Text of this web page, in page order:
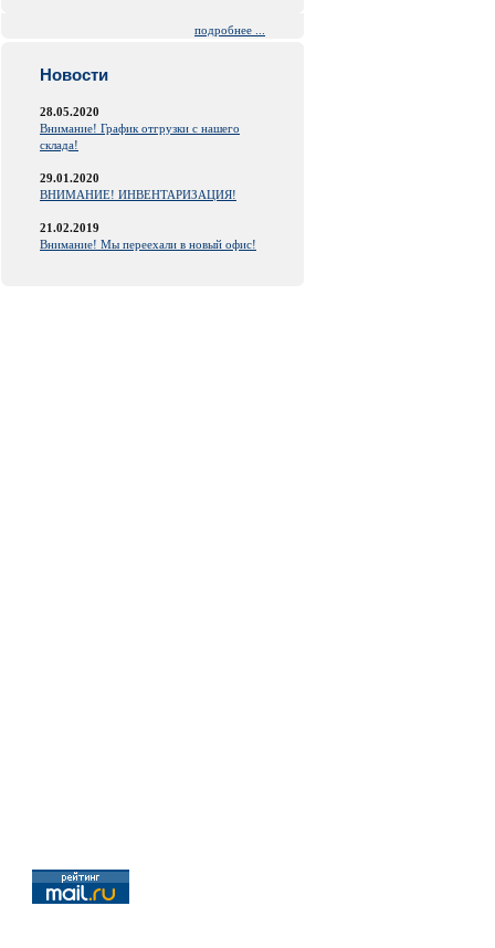
подробнее ...
Новости
28.05.2020
Внимание! График отгрузки с нашего
склада!
29.01.2020
ВНИМАНИЕ! ИНВЕНТАРИЗАЦИЯ!
21.02.2019
Внимание! Мы переехали в новый офис!